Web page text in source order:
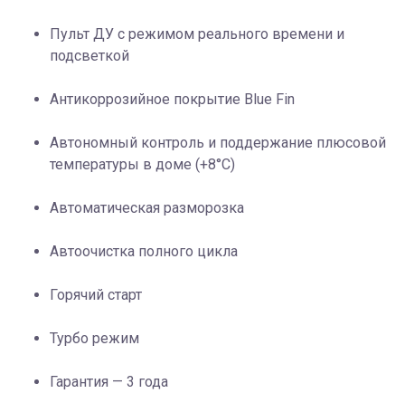
Пульт ДУ с режимом реального времени и
подсветкой
Антикоррозийное покрытие Blue Fin
Автономный контроль и поддержание плюсовой
температуры в доме (+8°C)
Автоматическая разморозка
Автоочистка полного цикла
Горячий старт
Турбо режим
Гарантия — 3 года